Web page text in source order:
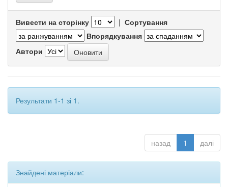
Вивести на сторінку | Сортування
Впорядкування
Автори
Результати 1-1 зі 1.
назад 1 далі
Знайдені матеріали: